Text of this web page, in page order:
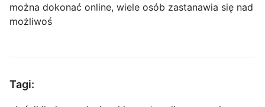
można dokonać online, wiele osób zastanawia się nad
możliwoś
Tagi: